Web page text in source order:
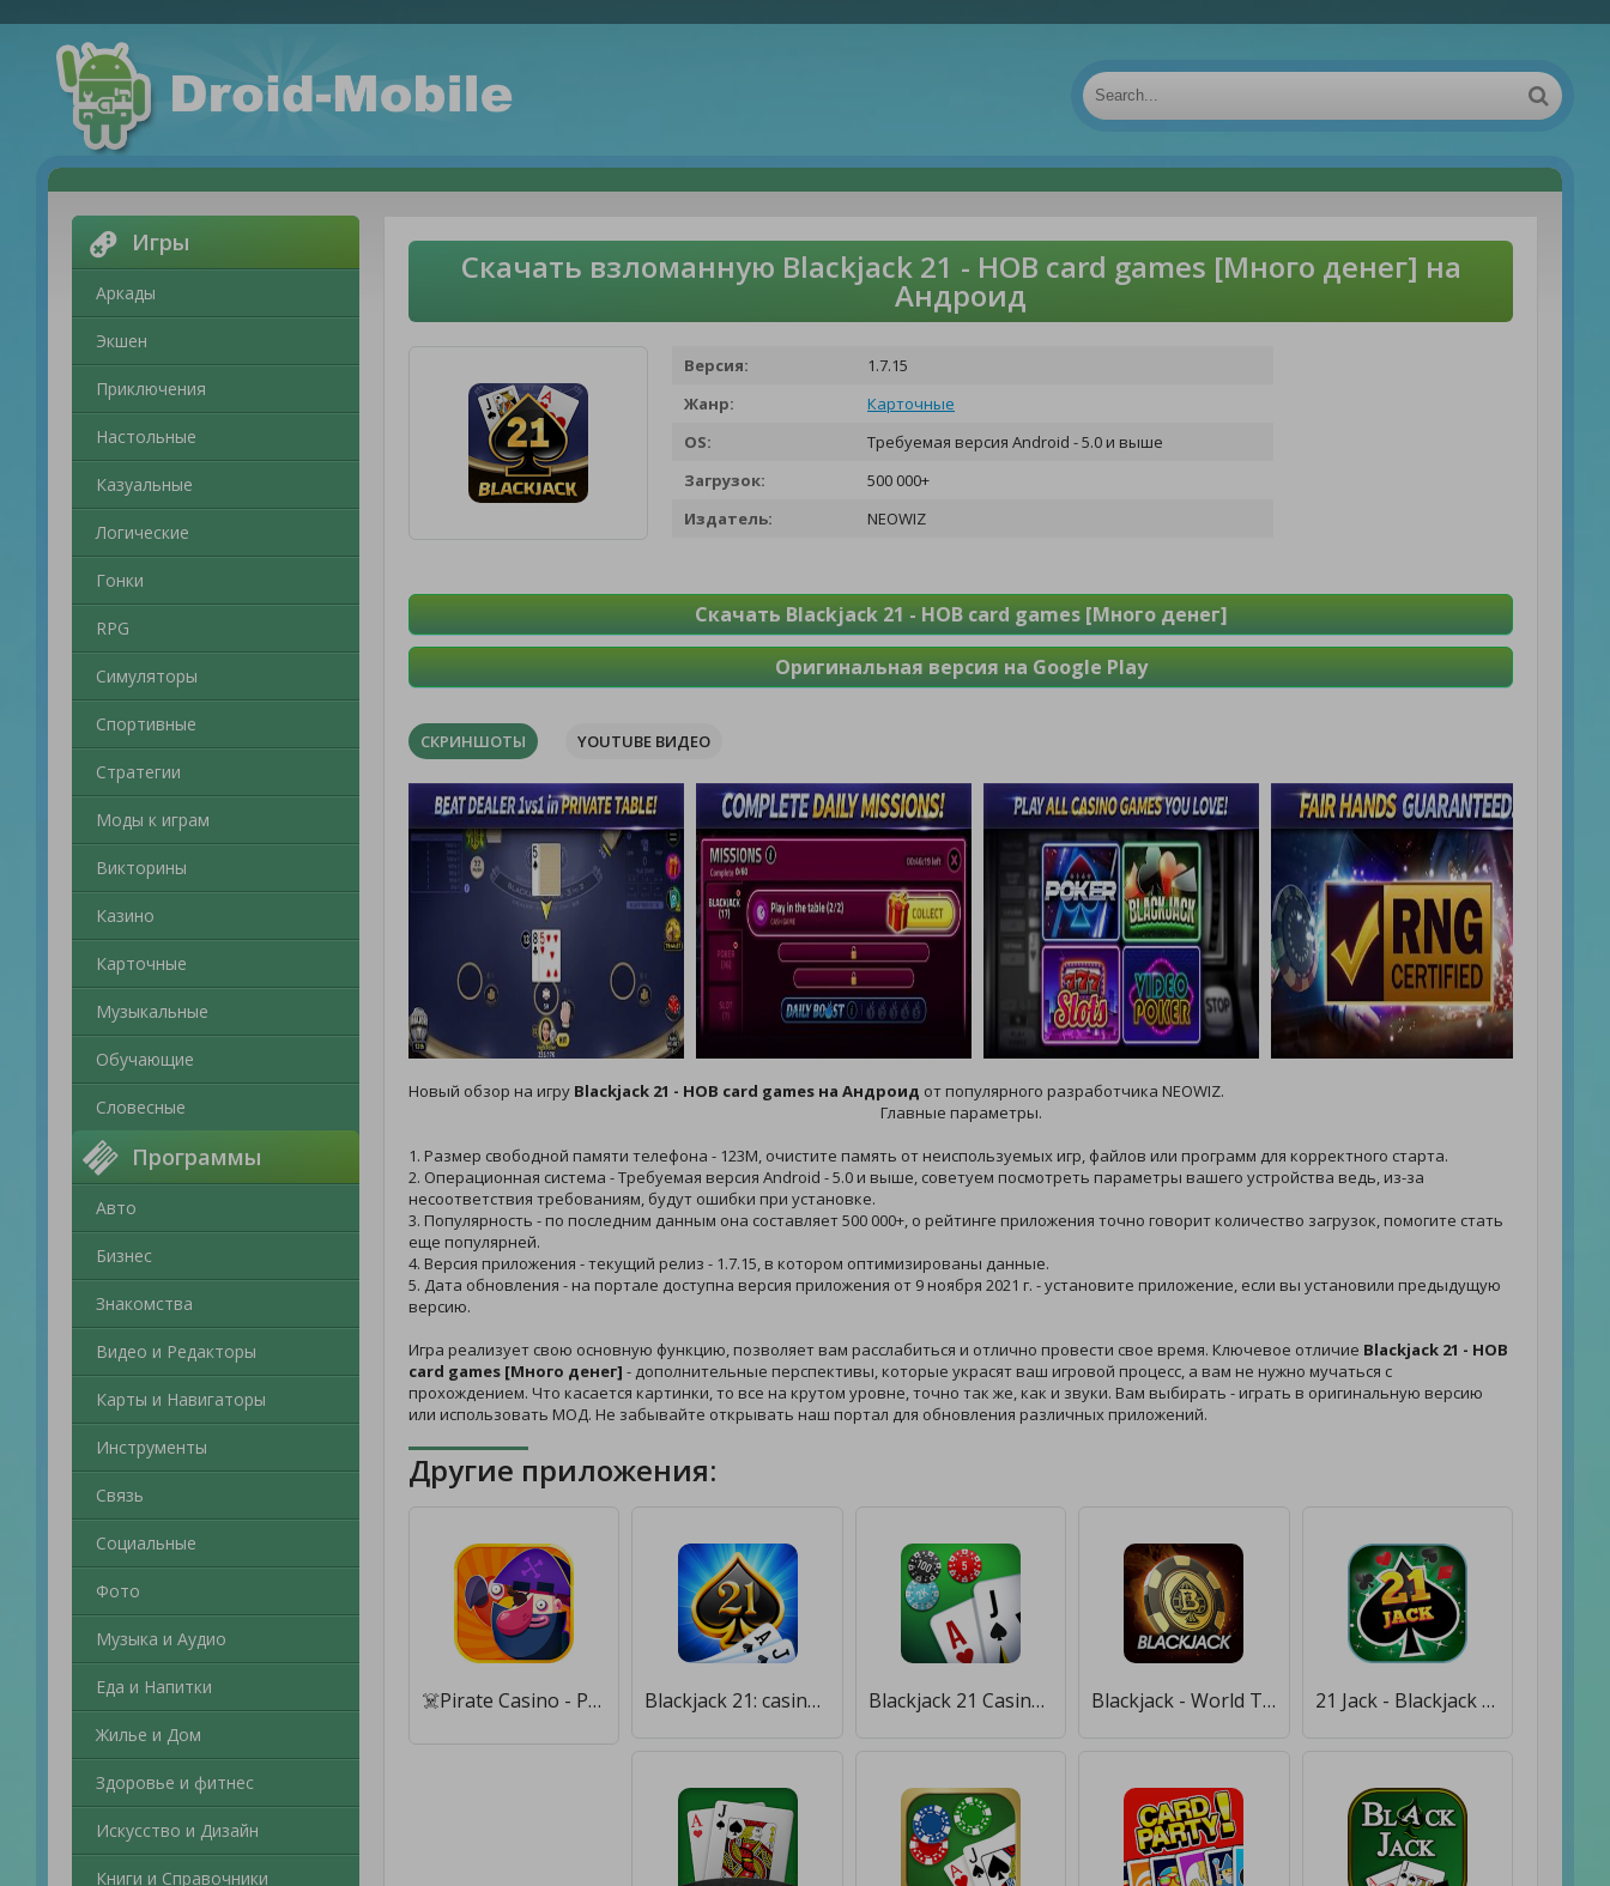
Игры
Аркады
Экшен
Приключения
Настольные
Казуальные
Логические
Гонки
RPG
Симуляторы
Спортивные
Стратегии
Моды к играм
Викторины
Казино
Карточные
Музыкальные
Обучающие
Словесные
Программы
Авто
Бизнес
Знакомства
Видео и Редакторы
Карты и Навигаторы
Инструменты
Связь
Социальные
Фото
Музыка и Аудио
Еда и Напитки
Жилье и Дом
Здоровье и фитнес
Искусство и Дизайн
Книги и Справочники
Скачать взломанную Blackjack 21 - HOB card games [Много денег] на
Андроид
Версия:
1.7.15
Жанр:
Карточные
OS:
Требуемая версия Android - 5.0 и выше
Загрузок:
500 000+
Издатель:
NEOWIZ
Скачать Blackjack 21 - HOB card games [Много денег]
Оригинальная версия на Google Play
СКРИНШОТЫ YOUTUBE ВИДЕО
Новый обзор на игру Blackjack 21 - HOB card games на Андроид от популярного разработчика NEOWIZ.
Главные параметры.
1. Размер свободной памяти телефона - 123M, очистите память от неиспользуемых игр, файлов или программ для корректного старта.
2. Операционная система - Требуемая версия Android - 5.0 и выше, советуем посмотреть параметры вашего устройства ведь, из-за
несоответствия требованиям, будут ошибки при установке.
3. Популярность - по последним данным она составляет 500 000+, о рейтинге приложения точно говорит количество загрузок, помогите стать
еще популярней.
4. Версия приложения - текущий релиз - 1.7.15, в котором оптимизированы данные.
5. Дата обновления - на портале доступна версия приложения от 9 ноября 2021 г. - установите приложение, если вы установили предыдущую
версию.
Игра реализует свою основную функцию, позволяет вам расслабиться и отлично провести свое время. Ключевое отличие Blackjack 21 - HOB
card games [Много денег] - дополнительные перспективы, которые украсят ваш игровой процесс, а вам не нужно мучаться с
прохождением. Что касается картинки, то все на крутом уровне, точно так же, как и звуки. Вам выбирать - играть в оригинальную версию
или использовать МОД. Не забывайте открывать наш портал для обновления различных приложений.
Другие приложения:
☠️Pirate Casino - Poker, Blackjack and Sea Battles [Бесплатные покупки] Blackjack 21: casino card game [Мод меню] Blackjack 21 Casino Card Game [Бесплатные покупки] Blackjack - World Tournament [Много монет] 21 Jack - Blackjack meets Solitaire! [Много денег]